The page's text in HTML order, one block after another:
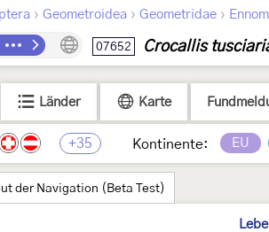
Lepidoptera › Geometroidea › Geometridae ›
07652 Crocallis
Länder Karte
+35 Kontinente: EU
der Navigation (Beta Test)